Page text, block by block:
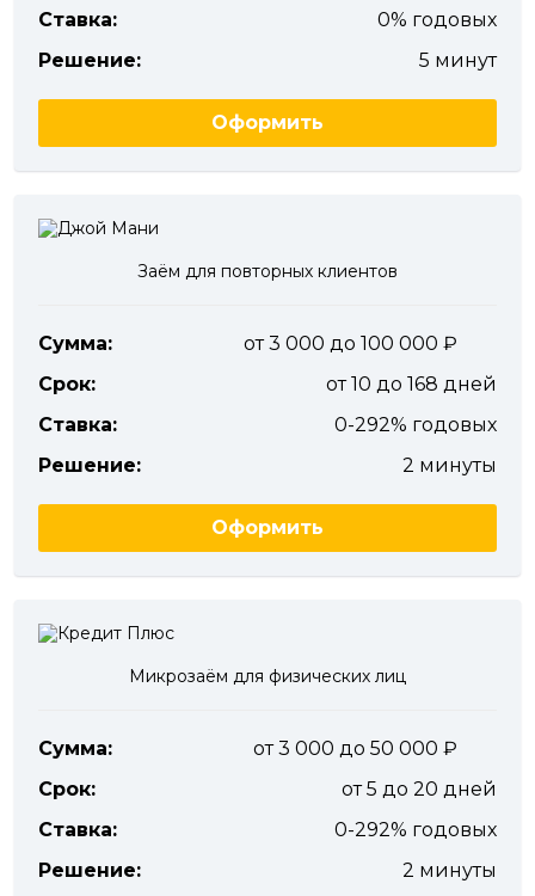
Ставка:
0% годовых
Решение:
5 минут
Оформить
Заём для повторных клиентов
Сумма:
от 3 000 до 100 000
Срок:
от 10 до 168 дней
Ставка:
0-292% годовых
Решение:
2 минуты
Оформить
Микрозаём для физических лиц
Сумма:
от 3 000 до 50 000
Срок:
от 5 до 20 дней
Ставка:
0-292% годовых
Решение:
2 минуты